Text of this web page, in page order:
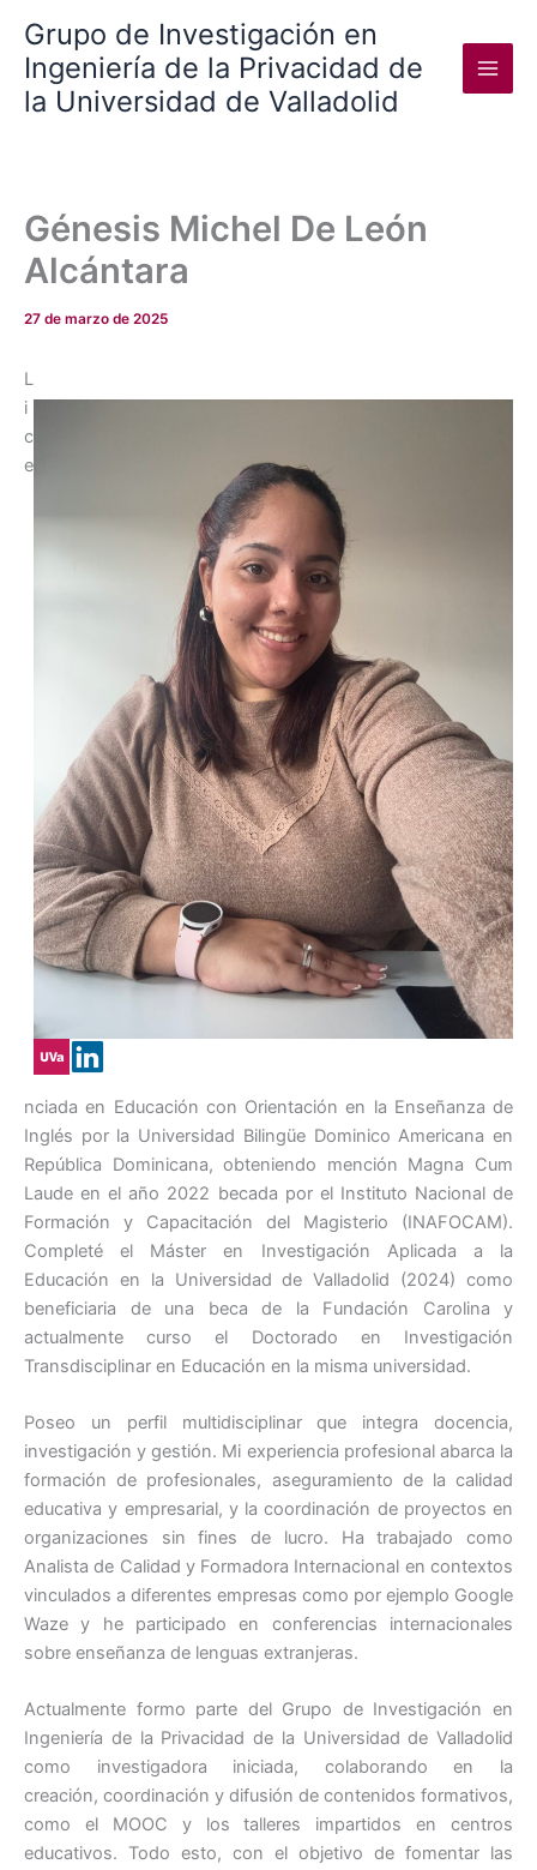
contenido
Grupo de Investigación en
Ingeniería de la Privacidad de
la Universidad de Valladolid
Génesis Michel De León
Alcántara
27 de marzo de 2025
L
i
c
e
nciada en Educación con Orientación en la Enseñanza de
Inglés por la Universidad Bilingüe Dominico Americana en
República Dominicana, obteniendo mención Magna Cum
Laude en el año 2022 becada por el Instituto Nacional de
Formación y Capacitación del Magisterio (INAFOCAM).
Completé el Máster en Investigación Aplicada a la
Educación en la Universidad de Valladolid (2024) como
beneficiaria de una beca de la Fundación Carolina y
actualmente curso el Doctorado en Investigación
Transdisciplinar en Educación en la misma universidad.
Poseo un perfil multidisciplinar que integra docencia,
investigación y gestión. Mi experiencia profesional abarca la
formación de profesionales, aseguramiento de la calidad
educativa y empresarial, y la coordinación de proyectos en
organizaciones sin fines de lucro. Ha trabajado como
Analista de Calidad y Formadora Internacional en contextos
vinculados a diferentes empresas como por ejemplo Google
Waze y he participado en conferencias internacionales
sobre enseñanza de lenguas extranjeras.
Actualmente formo parte del Grupo de Investigación en
Ingeniería de la Privacidad de la Universidad de Valladolid
como investigadora iniciada, colaborando en la
creación, coordinación y difusión de contenidos formativos,
como el MOOC y los talleres impartidos en centros
educativos. Todo esto, con el objetivo de fomentar las